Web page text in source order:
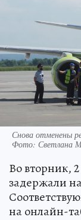
Снова отменены
Фото: Светлана
Во вторник,
задержали
на онлайн-